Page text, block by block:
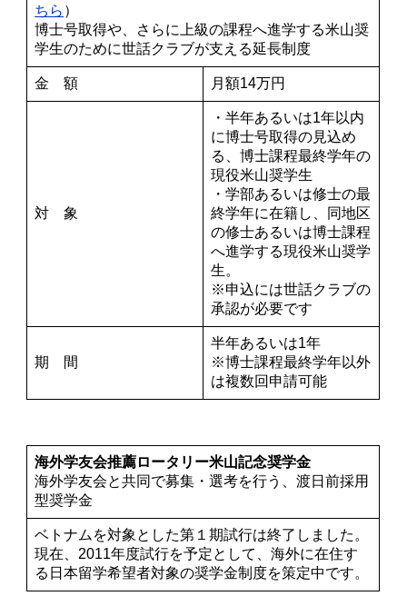
ちら ）
博士号取得や、さらに上級の課程へ進学する米山奨
学生のために世話クラブが支える延長制度
金 額 月額14万円
対 象
・半年あるいは1年以内
に博士号取得の見込め
る、博士課程最終学年の
現役米山奨学生
・学部あるいは修士の最
終学年に在籍し、同地区
の修士あるいは博士課程
へ進学する現役米山奨学
生。
※申込には世話クラブの
承認が必要です
期 間
半年あるいは1年
※博士課程最終学年以外
は複数回申請可能
海外学友会推薦ロータリー米山記念奨学金
海外学友会と共同で募集・選考を行う、渡日前採用
型奨学金
ベトナムを対象とした第１期試行は終了しました。
現在、2011年度試行を予定として、海外に在住す
る日本留学希望者対象の奨学金制度を策定中です。